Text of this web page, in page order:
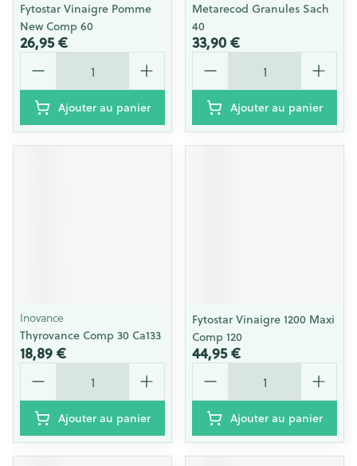
Fytostar Vinaigre Pomme
New Comp 60
26,95 €
Quantité
Ajouter au panier
Metarecod Granules Sach
40
33,90 €
Quantité
Ajouter au panier
Inovance
Thyrovance Comp 30 Ca133
18,89 €
Quantité
Ajouter au panier
Fytostar Vinaigre 1200 Maxi
Comp 120
44,95 €
Quantité
Ajouter au panier